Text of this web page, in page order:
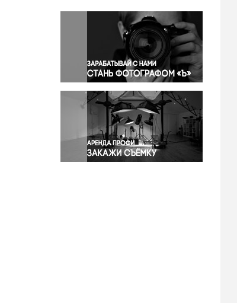
Окружающая среда
Политика
Правосудие
Происшествия и конфликты
Религия
Светская жизнь
Спорт
Экология
Экономика и бизнес